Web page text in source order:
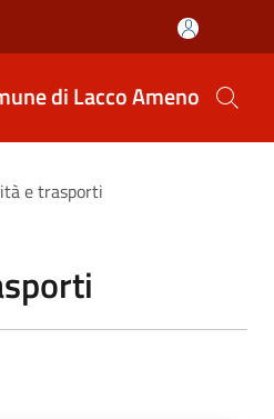
di Lacco Ameno
e trasporti